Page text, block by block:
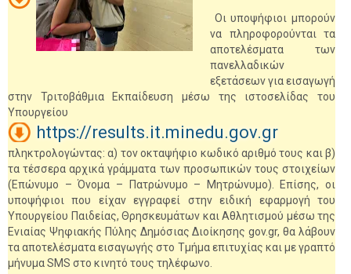
Οι υποψήφιοι μπορούν
να πληροφορούνται τα
αποτελέσματα των
πανελλαδικών
εξετάσεων για εισαγωγή
στην Τριτοβάθμια Εκπαίδευση μέσω της ιστοσελίδας του
Υπουργείου
https://results.it.minedu.gov.gr
πληκτρολογώντας: α) τον οκταψήφιο κωδικό αριθμό τους και β)
τα τέσσερα αρχικά γράμματα των προσωπικών τους στοιχείων
(Επώνυμο – Όνομα – Πατρώνυμο – Μητρώνυμο). Επίσης, οι
υποψήφιοι που είχαν εγγραφεί στην ειδική εφαρμογή του
Υπουργείου Παιδείας, Θρησκευμάτων και Αθλητισμού μέσω της
Ενιαίας Ψηφιακής Πύλης Δημόσιας Διοίκησης gov.gr, θα λάβουν
τα αποτελέσματα εισαγωγής στο Τμήμα επιτυχίας και με γραπτό
μήνυμα SMS στο κινητό τους τηλέφωνο.